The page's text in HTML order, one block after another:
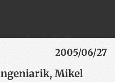
2005/06/27
Mikel